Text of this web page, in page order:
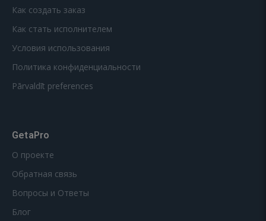
Как создать заказ
Как стать исполнителем
Условия использования
Политика конфиденциальности
Pārvaldīt preferences
GetaPro
О проекте
Обратная связь
Вопросы и Ответы
Блог